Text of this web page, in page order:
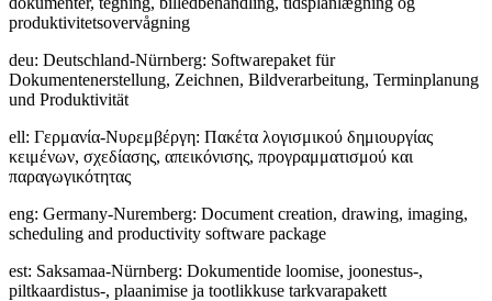
produktivitetsovervågning
deu: Deutschland-Nürnberg: Softwarepaket für
Dokumentenerstellung, Zeichnen, Bildverarbeitung, Terminplanung
und Produktivität
ell: Γερμανία-Νυρεμβέργη: Πακέτα λογισμικού δημιουργίας
κειμένων, σχεδίασης, απεικόνισης, προγραμματισμού και
παραγωγικότητας
eng: Germany-Nuremberg: Document creation, drawing, imaging,
scheduling and productivity software package
est: Saksamaa-Nürnberg: Dokumentide loomise, joonestus-,
piltkaardistus-, plaanimise ja tootlikkuse tarkvarapakett